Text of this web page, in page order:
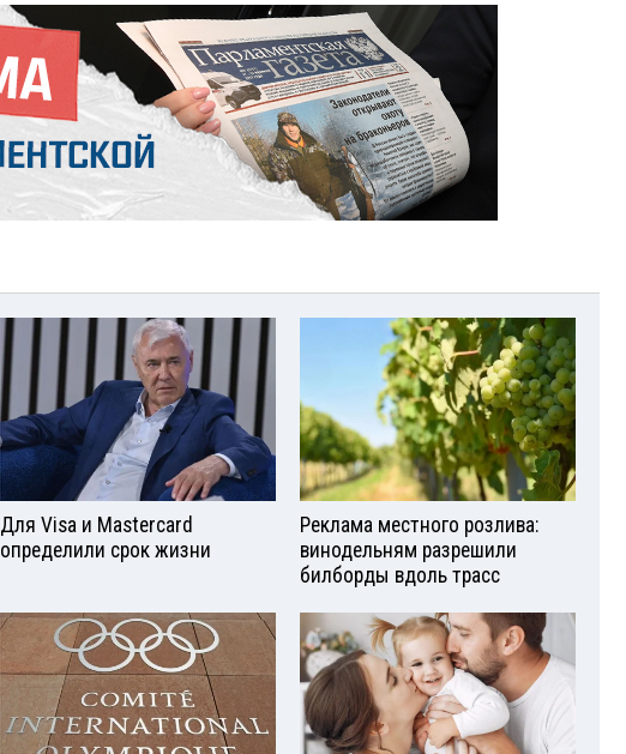
Для Visа и Mastercard
определили срок жизни
Реклама местного розлива:
винодельням разрешили
билборды вдоль трасс